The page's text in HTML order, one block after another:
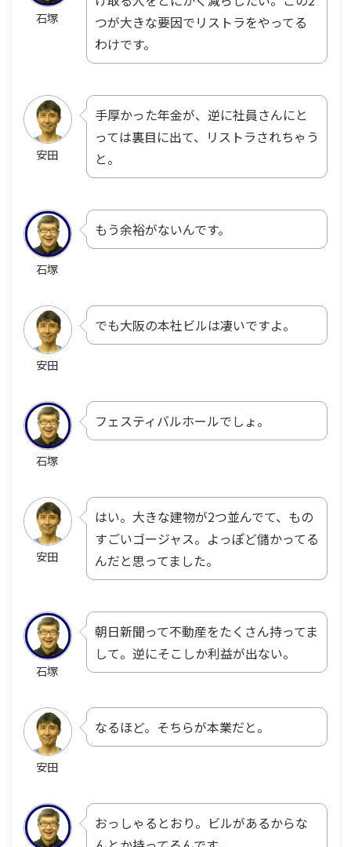
石塚
つが大きな要因でリストラをやってる
わけです。
安田
手厚かった年金が、逆に社員さんにと
っては裏目に出て、リストラされちゃう
と。
石塚
もう余裕がないんです。
安田
でも大阪の本社ビルは凄いですよ。
石塚
フェスティバルホールでしょ。
安田
はい。大きな建物が2つ並んでて、もの
すごいゴージャス。よっぽど儲かってる
んだと思ってました。
石塚
朝日新聞って不動産をたくさん持ってま
して。逆にそこしか利益が出ない。
安田
なるほど。そちらが本業だと。
おっしゃるとおり。ビルがあるからな